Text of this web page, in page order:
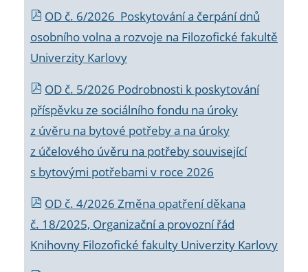
OD č. 6/2026 Poskytování a čerpání dnů
osobního volna a rozvoje na Filozofické fakultě
Univerzity Karlovy
OD č. 5/2026 Podrobnosti k poskytování
příspěvku ze sociálního fondu na úroky
z úvěru na bytové potřeby a na úroky
z účelového úvěru na potřeby související
s bytovými potřebami v roce 2026
OD č. 4/2026 Změna opatření děkana
č. 18/2025, Organizační a provozní řád
Knihovny Filozofické fakulty Univerzity Karlovy